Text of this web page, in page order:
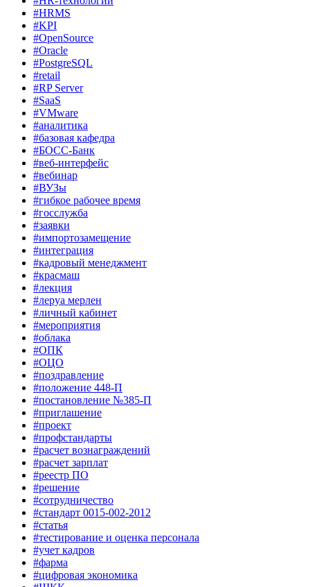
#HRMS
#KPI
#OpenSource
#Oracle
#PostgreSQL
#retail
#RP Server
#SaaS
#VMware
#аналитика
#базовая кафедра
#БОСС-Банк
#веб-интерфейс
#вебинар
#ВУЗы
#гибкое рабочее время
#госслужба
#заявки
#импортозамещение
#интеграция
#кадровый менеджмент
#красмаш
#лекция
#леруа мерлен
#личный кабинет
#мероприятия
#облака
#ОПК
#ОЦО
#поздравление
#положение 448-П
#постановление №385-П
#приглашение
#проект
#профстандарты
#расчет вознаграждений
#расчет зарплат
#реестр ПО
#решение
#сотрудничество
#стандарт 0015-002-2012
#статья
#тестирование и оценка персонала
#учет кадров
#фарма
#цифровая экономика